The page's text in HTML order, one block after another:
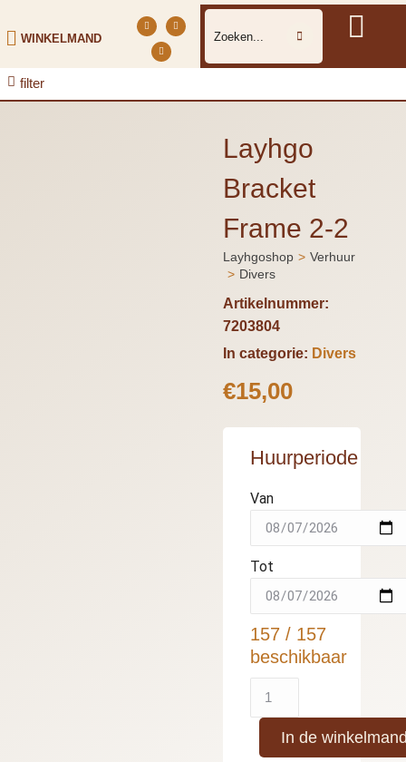
WINKELMAND
filter
Layhgo
Bracket
Frame 2-2
Je bent hier:
Layhgoshop
Verhuur
Divers
Artikelnummer:
7203804
In categorie: Divers
€15,00
Huurperiode
Van
Tot
157 / 157
beschikbaar
In de